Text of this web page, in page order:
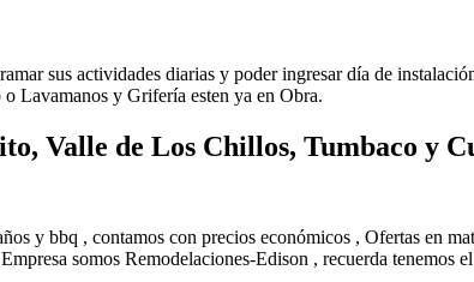
sus actividades diarias y poder ingresar día de
Lavamanos y Grifería esten ya en Obra.
Valle de Los Chillos, Tumbaco y
y bbq , contamos con precios económicos , Ofertas en
somos Remodelaciones-Edison , recuerda tenemos